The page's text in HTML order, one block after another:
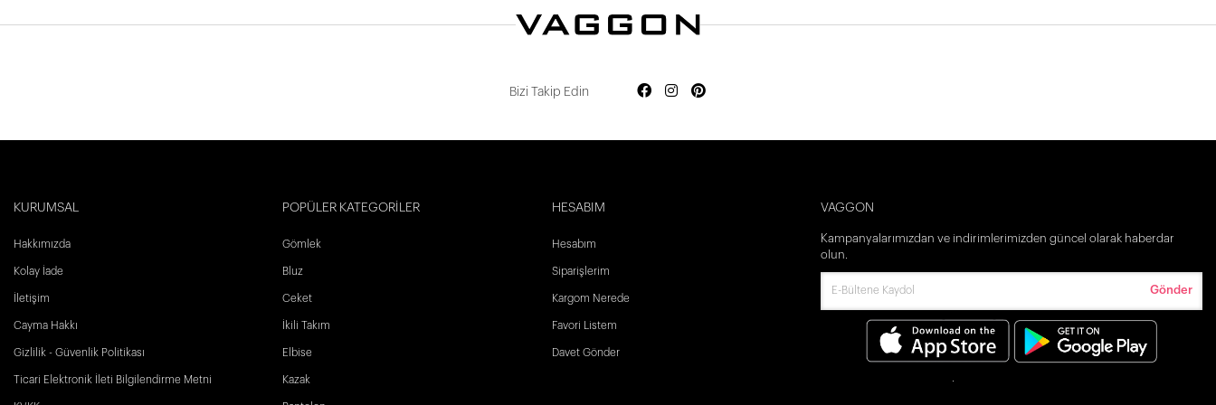
Bizi Takip Edin
KURUMSAL
Hakkımızda
Kolay İade
İletişim
Cayma Hakkı
Gizlilik - Güvenlik Politikası
Ticari Elektronik İleti Bilgilendirme Metni
POPÜLER KATEGORİLER
Gömlek
Bluz
Ceket
İkili Takım
Elbise
Kazak
HESABIM
Hesabım
Siparişlerim
Kargom Nerede
Favori Listem
Davet Gönder
VAGGON
Kampanyalarımızdan ve indirimlerimizden güncel olarak haberdar
olun.
Gönder